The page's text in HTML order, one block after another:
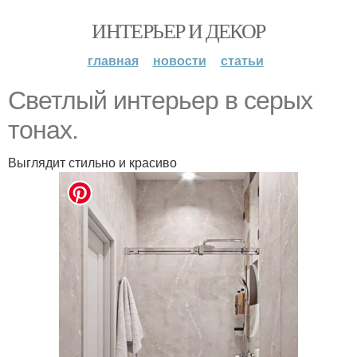
ИНТЕРЬЕР И ДЕКОР
главная новости статьи
Светлый интерьер в серых
тонах.
Выглядит стильно и красиво